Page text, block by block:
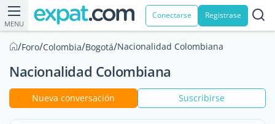
MENU
Conectarse Registrase
/Foro/Colombia/Bogotá/Nacionalidad Colombiana
Nacionalidad Colombiana
Nueva conversación Suscribirse